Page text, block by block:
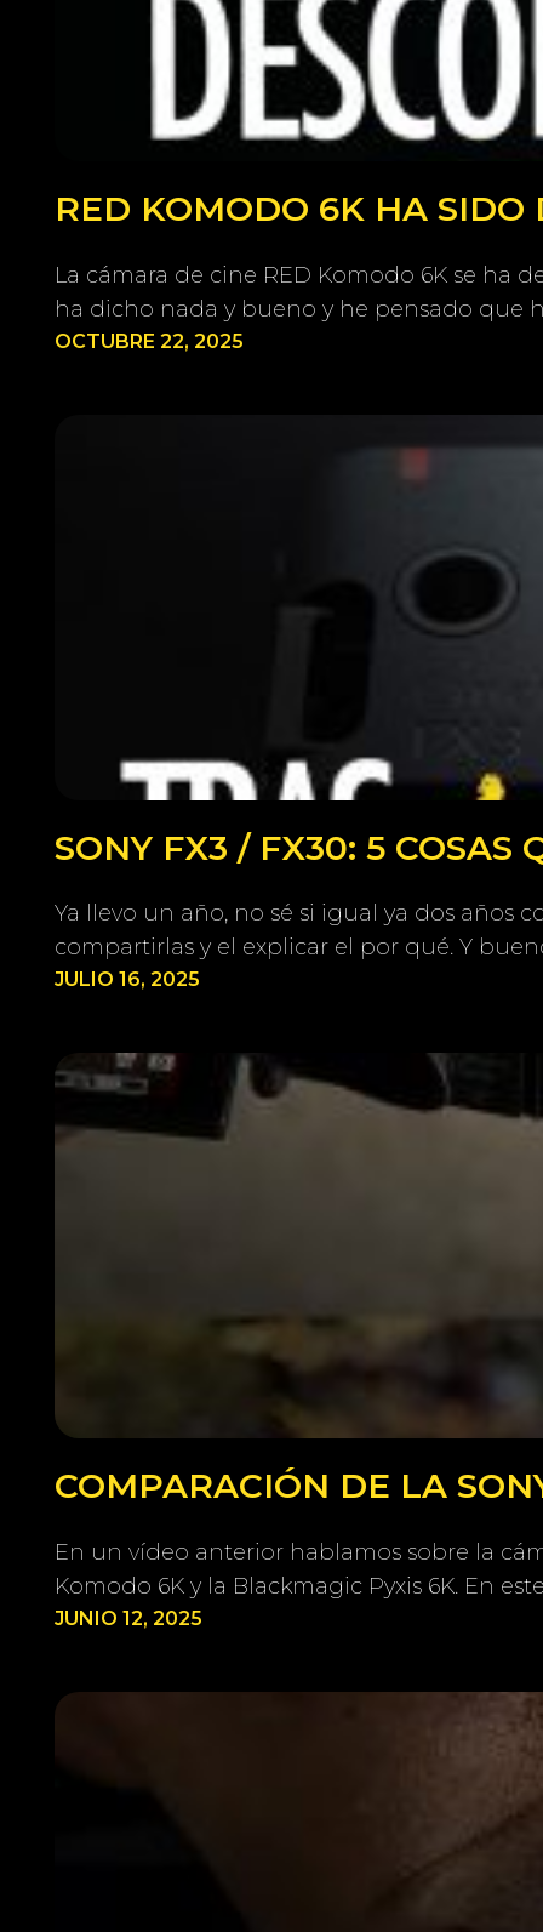
RED KOMODO 6K HA SIDO
La cámara de cine RED Komodo 6K se ha
ha dicho nada y bueno y he pensado que
OCTUBRE 22, 2025
SONY FX3 / FX30: 5 COSAS
Ya llevo un año, no sé si igual ya dos años
compartirlas y el explicar el por qué. Y
JULIO 16, 2025
COMPARACIÓN DE LA
En un vídeo anterior hablamos sobre la
Komodo 6K y la Blackmagic Pyxis 6K. En
JUNIO 12, 2025